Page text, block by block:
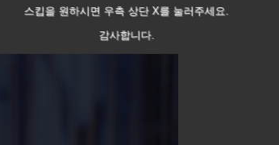
스킵을 원하시면 우측 상단 X를 눌러주세요.
감사합니다.